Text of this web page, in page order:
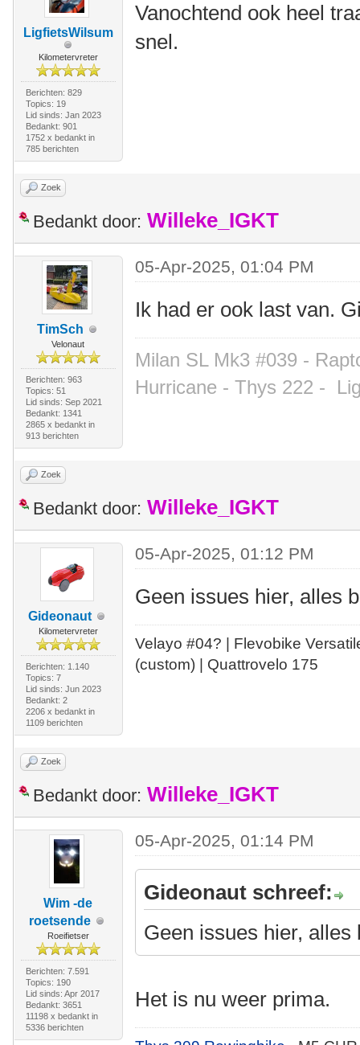
LigfietsWilsum
Kilometervreter
Berichten: 829
Topics: 19
Lid sinds: Jan 2023
Bedankt: 901
1752 x bedankt in
785 berichten
Vanochtend ook heel
snel.
Zoek
Bedankt door: Willeke_IGKT
TimSch
Velonaut
Berichten: 963
Topics: 51
Lid sinds: Sep 2021
Bedankt: 1341
2865 x bedankt in
913 berichten
05-Apr-2025, 01:04 PM
Ik had er ook last van.
Milan SL Mk3 #039 -
Hurricane - Thys 222 -
Zoek
Bedankt door: Willeke_IGKT
Gideonaut
Kilometervreter
Berichten: 1.140
Topics: 7
Lid sinds: Jun 2023
Bedankt: 2
2206 x bedankt in
1109 berichten
05-Apr-2025, 01:12 PM
Geen issues hier, alles
Velayo #04? | Flevobike
(custom) | Quattrovelo 175
Zoek
Bedankt door: Willeke_IGKT
Wim -de
roetsende
Roeifietser
Berichten: 7.591
Topics: 190
Lid sinds: Apr 2017
Bedankt: 3651
11198 x bedankt in
5336 berichten
05-Apr-2025, 01:14 PM
Gideonaut schreef:
Geen issues hier, alles
Het is nu weer prima.